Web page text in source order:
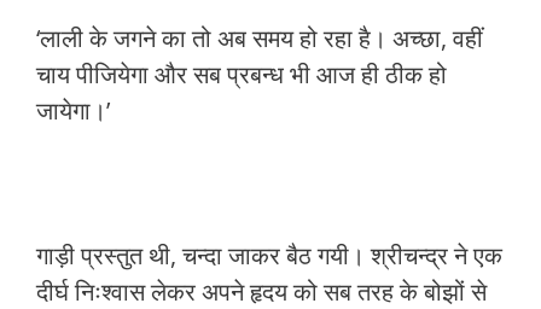
‘लाली के जगने का तो अब समय हो रहा है। अच्छा, वहीं
चाय पीजियेगा और सब प्रबन्ध भी आज ही ठीक हो
जायेगा।’
गाड़ी प्रस्तुत थी, चन्दा जाकर बैठ गयी। श्रीचन्द्र ने एक
दीर्घ निःश्वास लेकर अपने हृदय को सब तरह के बोझों से